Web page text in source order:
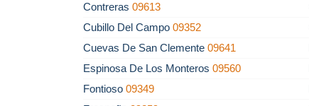
Contreras 09613
Cubillo Del Campo 09352
Cuevas De San Clemente 09641
Espinosa De Los Monteros 09560
Fontioso 09349